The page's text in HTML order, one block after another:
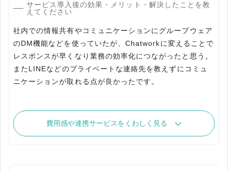
サービス導入後の効果・メリット・解決したことを教
えてください
社内での情報共有やコミュニケーションにグループウェア
のDM機能などを使っていたが、Chatworkに変えることで
レスポンスが早くなり業務の効率化につながったと思う。
またLINEなどのプライベートな連絡先を教えずにコミュ
ニケーションが取れる点が良かったです。
費用感や連携サービスをくわしく見る